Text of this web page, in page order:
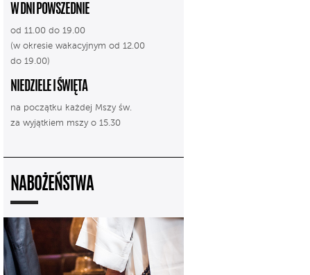
W DNI POWSZEDNIE
od 11.00 do 19.00
(w okresie wakacyjnym od 12.00
do 19.00)
NIEDZIELE I ŚWIĘTA
na początku każdej Mszy św.
za wyjątkiem mszy o 15.30
NABOŻEŃSTWA